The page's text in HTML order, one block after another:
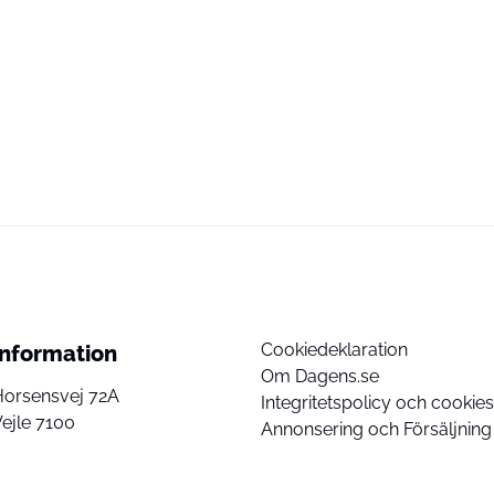
72A
7100
Cookiedeklaration
Om Dagens.se
Integritetspolicy och cookies
Annonsering och Försäljning